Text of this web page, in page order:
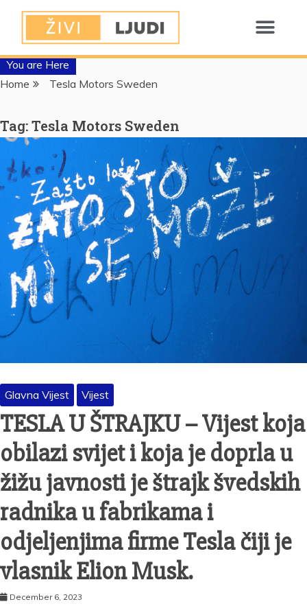
You are Here
Home
Tesla Motors Sweden
Tag:Tesla Motors Sweden
Glavna Vijest Vijest
TESLA U ŠTRAJKU – Vijest koja
obilazi svijet i koja je doprla u
žižu javnosti je štrajk švedskih
radnika u fabrikama i
odjeljenjima firme Tesla čiji je
vlasnik Elion Musk.
December 6, 2023